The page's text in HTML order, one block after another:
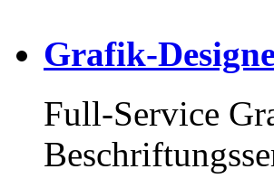
Grafik-
Full-Service